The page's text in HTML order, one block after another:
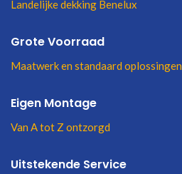
Landelijke dekking Benelux
Grote Voorraad
Maatwerk en standaard oplossingen
Eigen Montage
Van A tot Z ontzorgd
Uitstekende Service